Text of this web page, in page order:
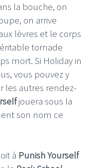
la bouche, on
on arrive
lèvres et le corps
tornade
mort. Si Holiday in
vous pouvez y
les autres rendez-
jouera sous la
son nom ce
à Punish Yourself